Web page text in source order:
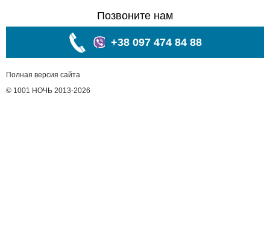
Позвоните нам
+38 097 474 84 88
Полная версия сайта
© 1001 НОЧЬ 2013-2026